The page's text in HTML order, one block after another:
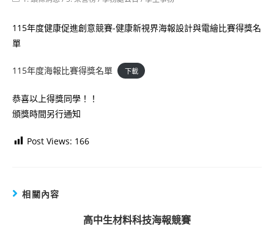
115年度健康促進創意競賽-健康新視界海報設計與電繪比賽得獎名
單
115年度海報比賽得獎名單 下載
恭喜以上得獎同學！！
頒獎時間另行通知
Post Views: 166
相關內容
高中生材料科技海報競賽